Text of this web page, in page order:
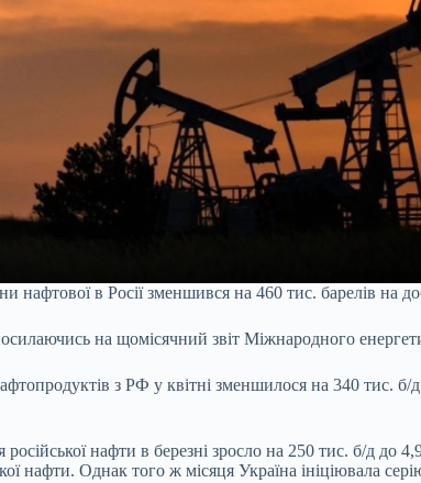
нафтової в Росії зменшився на 460 тис. барелів
на щомісячний звіт Міжнародного
з РФ у квітні зменшилося на 340 тис.
нафти в березні зросло на 250 тис. б/д до
нафти. Однак того ж місяця Україна ініціювала